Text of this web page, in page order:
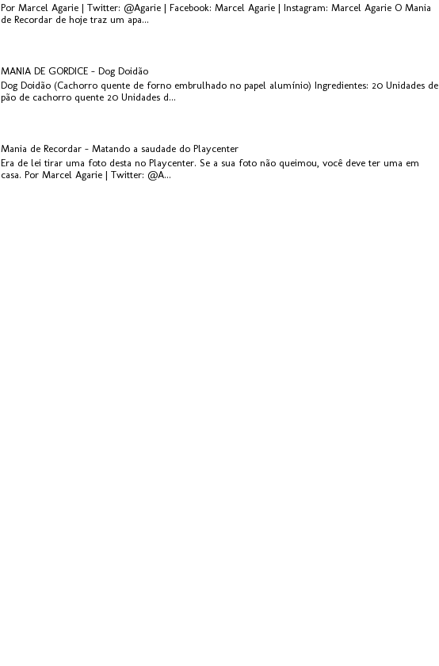
Por Marcel Agarie | Twitter: @Agarie | Facebook: Marcel Agarie | Instagram: Marcel Agarie O Mania
de Recordar de hoje traz um apa...
MANIA DE GORDICE - Dog Doidão
Dog Doidão (Cachorro quente de forno embrulhado no papel alumínio) Ingredientes: 20 Unidades de
pão de cachorro quente 20 Unidades d...
Mania de Recordar - Matando a saudade do Playcenter
Era de lei tirar uma foto desta no Playcenter. Se a sua foto não queimou, você deve ter uma em
casa. Por Marcel Agarie | Twitter: @A...